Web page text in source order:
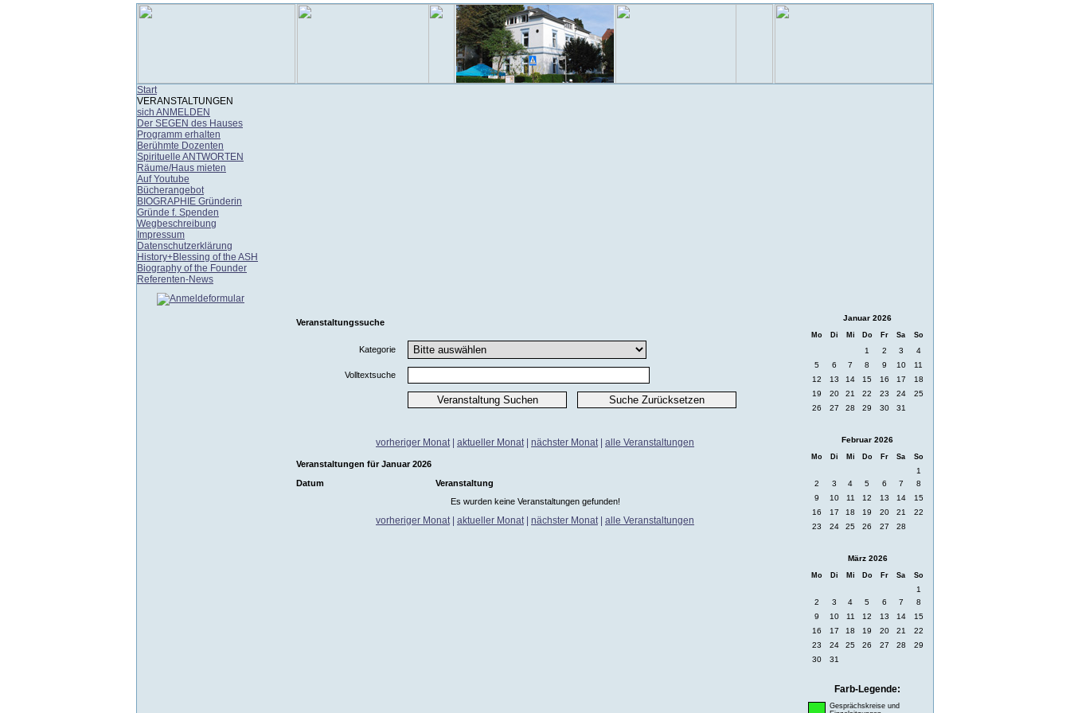
Start
VERANSTALTUNGEN
sich ANMELDEN
Der SEGEN des Hauses
Programm erhalten
Berühmte Dozenten
Spirituelle ANTWORTEN
Räume/Haus mieten
Auf Youtube
Bücherangebot
BIOGRAPHIE Gründerin
Gründe f. Spenden
Wegbeschreibung
Impressum
Datenschutzerklärung
History+Blessing of the ASH
Biography of the Founder
Referenten-News
Januar 2026
Mo Di Mi Do Fr Sa So
1 2 3
4
5
6 7 8 9 10
11
12
13 14 15 16 17
18
19
20 21 22 23 24
25
26
27 28 29 30 31
Februar 2026
Mo Di Mi Do Fr Sa So
1
2
3 4 5 6 7
8
9
10 11 12 13 14
15
16
17 18 19 20 21
22
23
24 25 26 27 28
März 2026
Mo Di Mi Do Fr Sa So
1
2
3 4 5 6 7
8
9
10 11 12 13 14
15
16
17 18 19 20 21
22
23
24 25 26 27 28
29
30
31
Farb-Legende:
Gesprächskreise und
Veranstaltungssuche
Kategorie
Volltextsuche
vorheriger Monat| aktueller Monat| nächster Monat| alle Veranstaltungen
Veranstaltungen für Januar 2026
Datum
Veranstaltung
Es wurden keine Veranstaltungen gefunden!
vorheriger Monat| aktueller Monat| nächster Monat| alle Veranstaltungen